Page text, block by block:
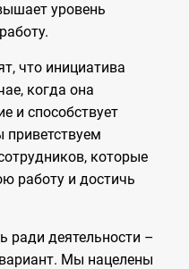
уровень
что инициатива
когда она
и способствует
которые
работу и достичь
ради деятельности –
Мы нацелены